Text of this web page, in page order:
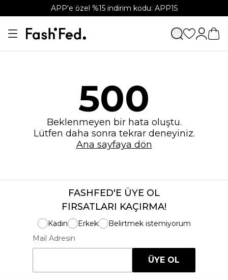
APP'e özel %15 indirim kodu: APP15
500
Beklenmeyen bir hata oluştu.
Lütfen daha sonra tekrar deneyiniz.
Ana sayfaya dön
FASHFED'E ÜYE OL
FIRSATLARI KAÇIRMA!
Kadın Erkek
Belirtmek istemiyorum
Mail Adresin
ÜYE OL